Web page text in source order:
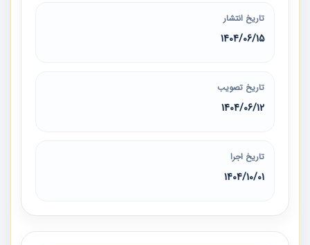
تاریخ انتشار
1404/06/15
تاریخ تصویب
1404/06/12
تاریخ اجرا
1404/10/01